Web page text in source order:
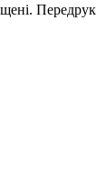
Передрук